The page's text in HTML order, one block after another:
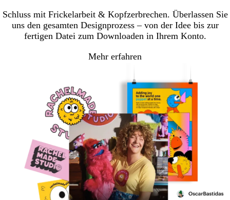
Schluss mit Frickelarbeit & Kopfzerbrechen. Überlassen Sie
uns den gesamten Designprozess – von der Idee bis zur
fertigen Datei zum Downloaden in Ihrem Konto.
Mehr erfahren